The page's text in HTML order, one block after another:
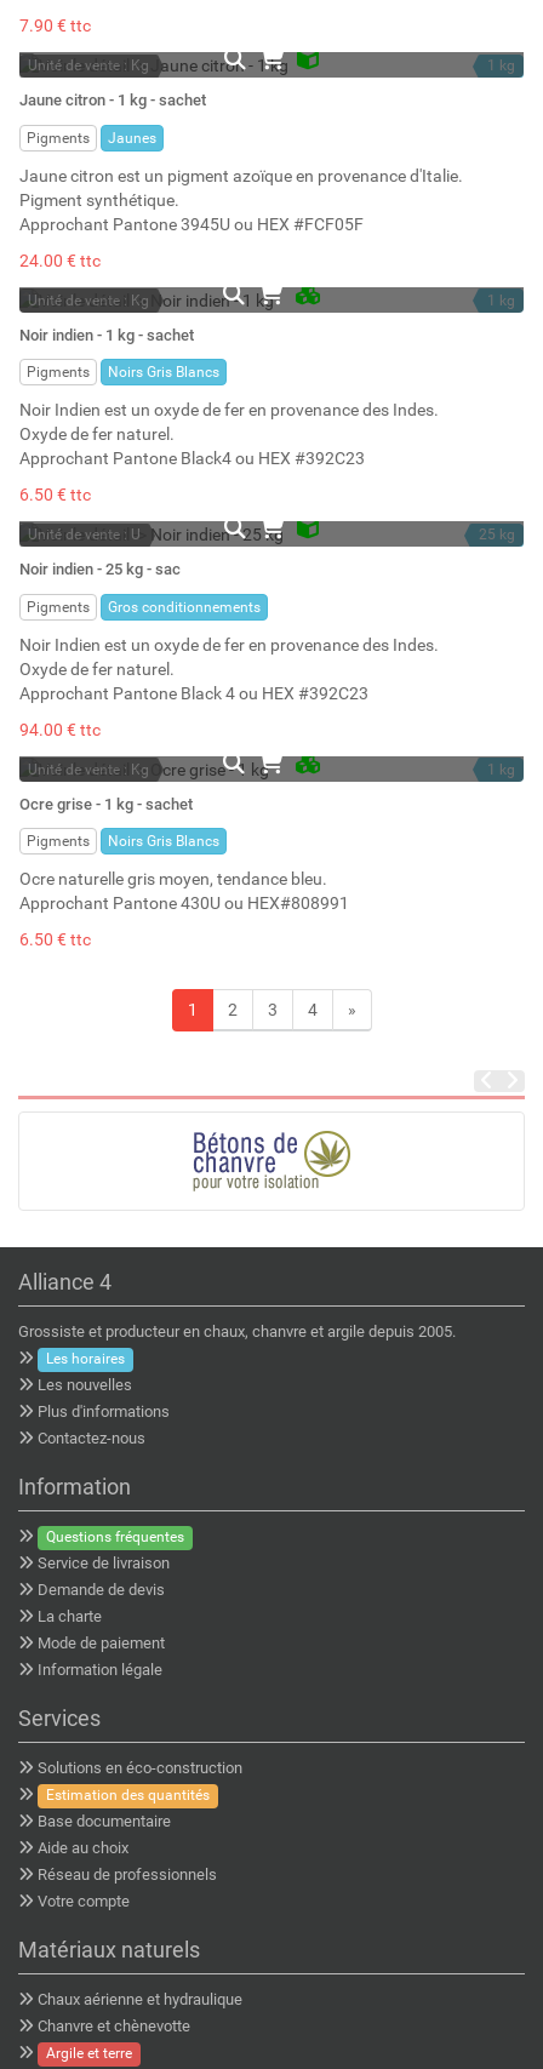
7.90 € ttc
Unité de vente : Kg
En stock
Stock : 6
1 kg
Jaune citron - 1 kg - sachet
Pigments Jaunes
Jaune citron est un pigment azoïque en provenance d'Italie.
Pigment synthétique.
Approchant Pantone 3945U ou HEX #FCF05F
24.00 € ttc
Unité de vente : Kg
En stock permanent
Stock : 10
1 kg
Noir indien - 1 kg - sachet
Pigments Noirs Gris Blancs
Noir Indien est un oxyde de fer en provenance des Indes.
Oxyde de fer naturel.
Approchant Pantone Black4 ou HEX #392C23
6.50 € ttc
Unité de vente : U
En stock
Stock : 3
25 kg
Noir indien - 25 kg - sac
Pigments Gros conditionnements
Noir Indien est un oxyde de fer en provenance des Indes.
Oxyde de fer naturel.
Approchant Pantone Black 4 ou HEX #392C23
94.00 € ttc
Unité de vente : Kg
En stock permanent
Stock : 19
1 kg
Ocre grise - 1 kg - sachet
Pigments Noirs Gris Blancs
Ocre naturelle gris moyen, tendance bleu.
Approchant Pantone 430U ou HEX#808991
6.50 € ttc
1 2 3 4 »
Alliance 4
Grossiste et producteur en chaux, chanvre et argile depuis 2005.
Les horaires
Les nouvelles
Plus d'informations
Contactez-nous
Information
Questions fréquentes
Service de livraison
Demande de devis
La charte
Mode de paiement
Information légale
Services
Solutions en éco-construction
Estimation des quantités
Base documentaire
Aide au choix
Réseau de professionnels
Votre compte
Matériaux naturels
Chaux aérienne et hydraulique
Chanvre et chènevotte
Argile et terre